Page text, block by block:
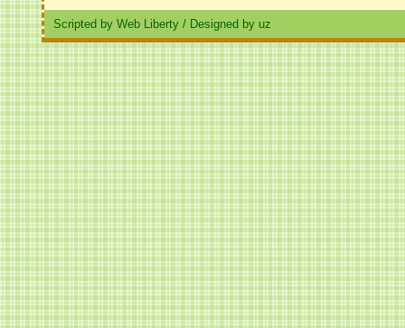
Scripted by Web Liberty / Designed by uz